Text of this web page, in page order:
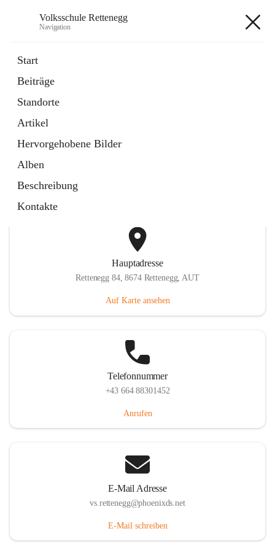
Volksschule Rettenegg
Navigation
Start
Beiträge
Standorte
Artikel
Hervorgehobene Bilder
Alben
Beschreibung
Kontakte
Externe Webseite
in
Tab
Termine Schuljahr 2025/2026
Artikel
öffnet
in
neuem
Tab
Hauptadresse
Rettenegg 84, 8674 Rettenegg, AUT
Auf Karte ansehen
Telefonnummer
+43 664 88301452
Anrufen
E-Mail Adresse
vs.rettenegg@phoenixds.net
E-Mail schreiben